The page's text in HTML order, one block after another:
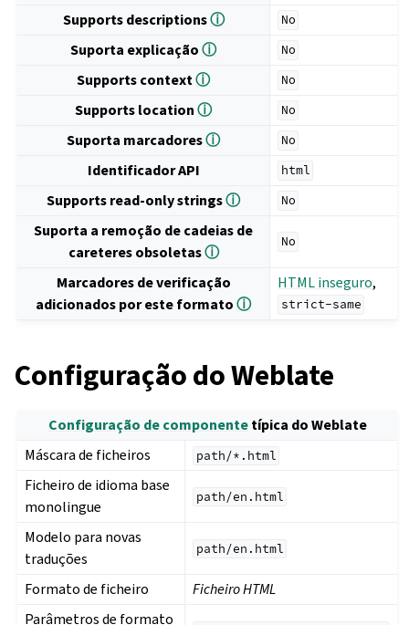
Supports descriptionsⓘ No
Suporta explicaçãoⓘ No
Supports contextⓘ No
Supports locationⓘ No
Suporta marcadoresⓘ No
Identificador API html
Supports read-only stringsⓘ No
Suporta a remoção de cadeias de
careteres obsoletasⓘ
No
Marcadores de verificação
adicionados por este formatoⓘ
HTML inseguro,
strict-same
Configuração do Weblate
Configuração de componentetípica do Weblate
Máscara de ficheiros
path/*.html
Ficheiro de idioma base
monolingue
path/en.html
Modelo para novas
traduções
path/en.html
Formato de ficheiro
Ficheiro HTML
Parâmetros de formato